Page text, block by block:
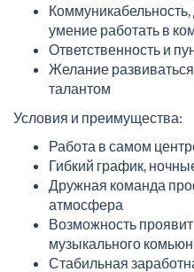
умение работать в
Ответственность и
Желание
талантом
Условия и преимущества:
Работа в самом
Гибкий график,
Дружная команда
атмосфера
Возможность
музыкального
Стабильная